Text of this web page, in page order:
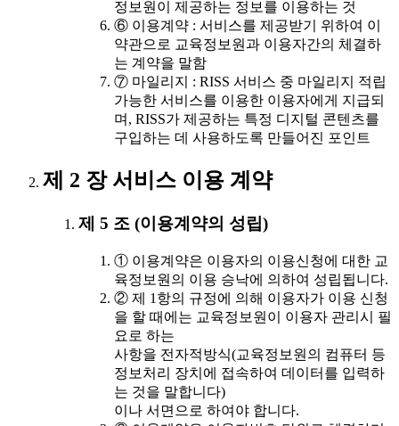
정보원이 제공하는 정보를 이용하는 것
⑥ 이용계약 : 서비스를 제공받기 위하여 이
약관으로 교육정보원과 이용자간의 체결하
는 계약을 말함
⑦ 마일리지 : RISS 서비스 중 마일리지 적립
가능한 서비스를 이용한 이용자에게 지급되
며, RISS가 제공하는 특정 디지털 콘텐츠를
구입하는 데 사용하도록 만들어진 포인트
제 2 장 서비스 이용 계약
제 5 조 (이용계약의 성립)
① 이용계약은 이용자의 이용신청에 대한 교
육정보원의 이용 승낙에 의하여 성립됩니다.
② 제 1항의 규정에 의해 이용자가 이용 신청
을 할 때에는 교육정보원이 이용자 관리시 필
요로 하는
사항을 전자적방식(교육정보원의 컴퓨터 등
정보처리 장치에 접속하여 데이터를 입력하
는 것을 말합니다)
이나 서면으로 하여야 합니다.